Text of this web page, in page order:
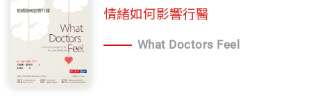
情緒如何影響行醫
What Doctors Feel